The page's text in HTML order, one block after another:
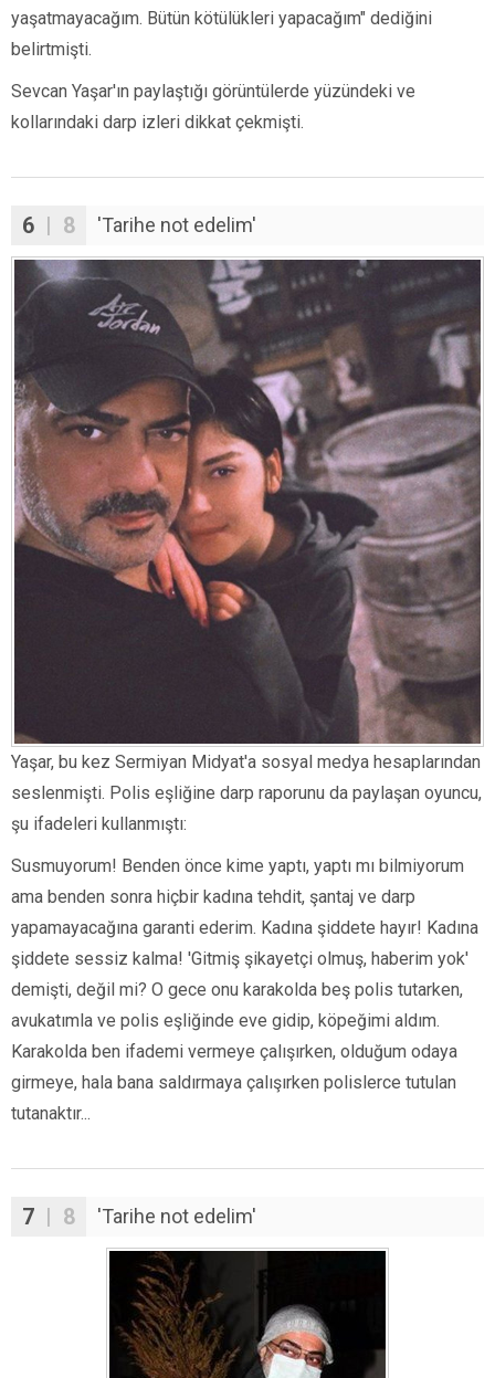
yaşatmayacağım. Bütün kötülükleri yapacağım" dediğini
belirtmişti.
Sevcan Yaşar'ın paylaştığı görüntülerde yüzündeki ve
kollarındaki darp izleri dikkat çekmişti.
6 | 8 'Tarihe not edelim'
Yaşar, bu kez Sermiyan Midyat'a sosyal medya hesaplarından
seslenmişti. Polis eşliğine darp raporunu da paylaşan oyuncu,
şu ifadeleri kullanmıştı:
Susmuyorum! Benden önce kime yaptı, yaptı mı bilmiyorum
ama benden sonra hiçbir kadına tehdit, şantaj ve darp
yapamayacağına garanti ederim. Kadına şiddete hayır! Kadına
şiddete sessiz kalma! 'Gitmiş şikayetçi olmuş, haberim yok'
demişti, değil mi? O gece onu karakolda beş polis tutarken,
avukatımla ve polis eşliğinde eve gidip, köpeğimi aldım.
Karakolda ben ifademi vermeye çalışırken, olduğum odaya
girmeye, hala bana saldırmaya çalışırken polislerce tutulan
tutanaktır...
7 | 8 'Tarihe not edelim'